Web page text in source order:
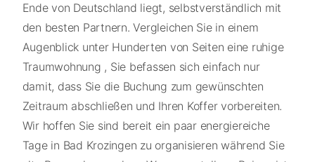
Ende von Deutschland liegt, selbstverständlich mit
den besten Partnern. Vergleichen Sie in einem
Augenblick unter Hunderten von Seiten eine ruhige
Traumwohnung , Sie befassen sich einfach nur
damit, dass Sie die Buchung zum gewünschten
Zeitraum abschließen und Ihren Koffer vorbereiten.
Wir hoffen Sie sind bereit ein paar energiereiche
Tage in Bad Krozingen zu organisieren während Sie